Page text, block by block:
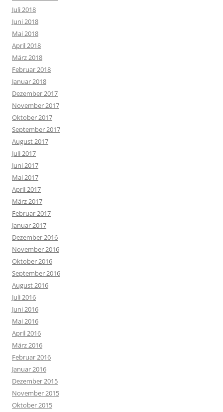
Juli 2018
Juni 2018
Mai 2018
April 2018
März 2018
Februar 2018
Januar 2018
Dezember 2017
November 2017
Oktober 2017
September 2017
August 2017
Juli 2017
Juni 2017
Mai 2017
April 2017
März 2017
Februar 2017
Januar 2017
Dezember 2016
November 2016
Oktober 2016
September 2016
August 2016
Juli 2016
Juni 2016
Mai 2016
April 2016
März 2016
Februar 2016
Januar 2016
Dezember 2015
November 2015
Oktober 2015